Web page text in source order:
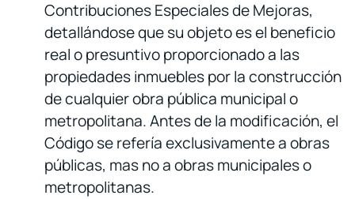
Contribuciones Especiales de Mejoras,
detallándose que su objeto es el beneficio
real o presuntivo proporcionado a las
propiedades inmuebles por la construcción
de cualquier obra pública municipal o
metropolitana. Antes de la modificación, el
Código se refería exclusivamente a obras
públicas, mas no a obras municipales o
metropolitanas.